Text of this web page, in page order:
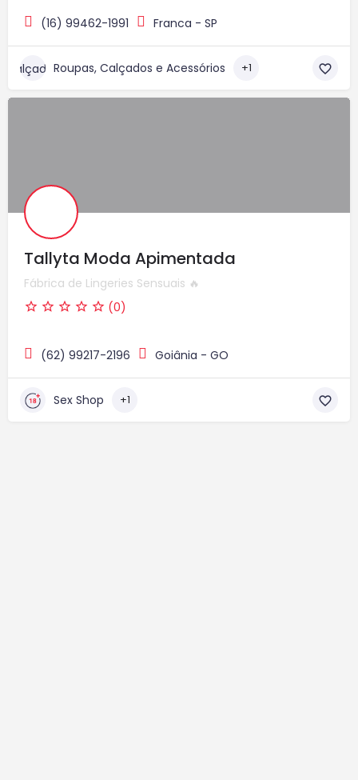
(16) 99462-1991 Franca - SP
Roupas, Calçados e Acessórios +1
Tallyta Moda Apimentada
Fábrica de Lingeries Sensuais 🔥
(0)
(62) 99217-2196 Goiânia - GO
Sex Shop +1